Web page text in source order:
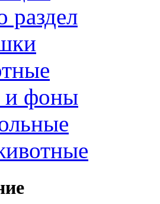
раздел
и фоны